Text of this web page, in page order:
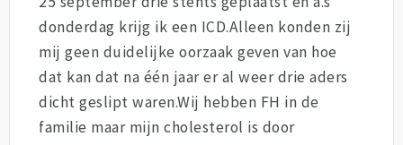
donderdag krijg ik een ICD.Alleen konden zij
mij geen duidelijke oorzaak geven van hoe
dat kan dat na één jaar er al weer drie aders
dicht geslipt waren.Wij hebben FH in de
familie maar mijn cholesterol is door